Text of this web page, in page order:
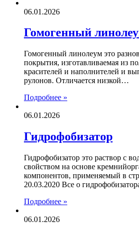
06.01.2026
Гомогенный
Гомогенный линолеум это
покрытия, изготавливаемая из
красителей и наполнителей и
рулонов. Отличается низкой…
Подробнее »
06.01.2026
Гидрофобизатор
Гидрофобизатор это раствор с
свойством на основе
компонентов, применяемый в
20.03.2020 Все о
Подробнее »
06.01.2026